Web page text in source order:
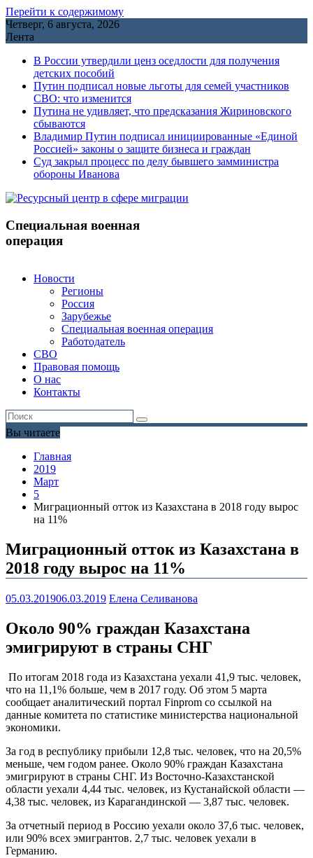
Перейти к содержимому
Четверг, 6 августа, 2026
Лента
В России утвердили ценз оседлости для получения
детских пособий
Путин подписал новые льготы для семей участников
СВО: что изменится
Путина не удивляет, что предсказания Жириновского
сбываются
Владимир Путин подписал инициированные «Единой
Россией» законы о защите бизнеса и граждан
Cуд закрыл процесс по делу бывшего замминистра
обороны Иванова
Специальная военная
операция
Новости
Регионы
Россия
Зарубежье
Специальная военная операция
Работодатель
СВО
Правовая помощь
О нас
Контакты
Вы читаете
Главная
2019
Март
5
Миграционный отток из Казахстана в 2018 году вырос
на 11%
Миграционный отток из Казахстана в
2018 году вырос на 11%
05.03.201906.03.2019 Елена Селиванова
Около 90% граждан Казахстана
эмигрируют в страны СНГ
По итогам 2018 года из Казахстана уехали 41,9 тыс. человек,
что на 11,1% больше, чем в 2017 году. Об этом 5 марта
сообщает аналитический портал Finprom со ссылкой на
данные комитета по статистике министерства национальной
экономики.
За год в республику прибыли 12,8 тыс. человек, что на 20,5%
меньше, чем годом ранее. Около 90% граждан Казахстана
эмигрируют в страны СНГ. Из Восточно-Казахстанской
области уехали 4,44 тыс. человек, из Кустанайской области —
4,38 тыс. человек, из Карагандинской — 3,87 тыс. человек.
За отчетный период в Россию уехали около 37,6 тыс. человек,
или 90% всех эмигрантов. 2,7 тыс. человек уехали в
Германию.